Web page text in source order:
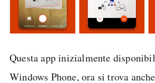
Questa app inizialmente
Windows Phone, ora si trova